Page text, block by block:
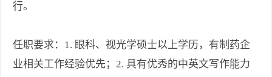
行。
任职要求：1. 眼科、视光学硕士以上学历，有制药企
业相关工作经验优先；2. 具有优秀的中英文写作能力